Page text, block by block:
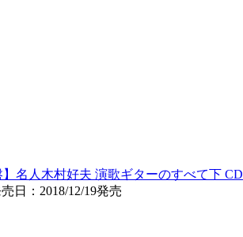
名人木村好夫 演歌ギターのすべて下 CD
日：2018/12/19発売